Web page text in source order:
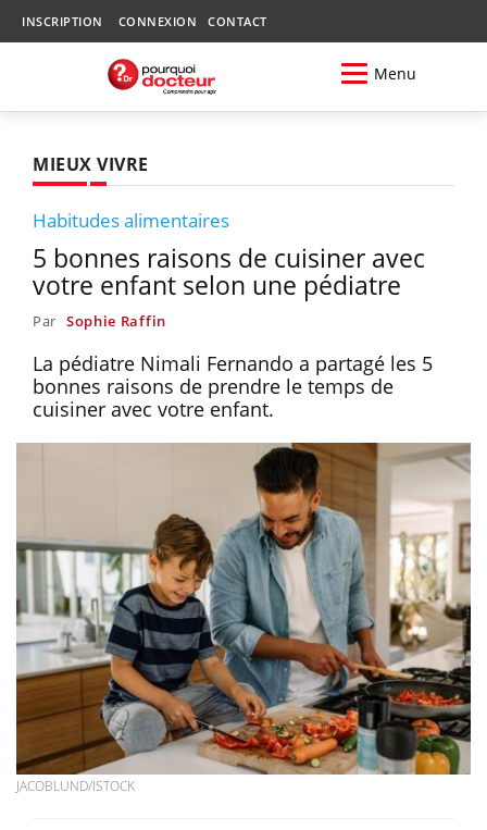
INSCRIPTION CONNEXION CONTACT
Menu
MIEUX VIVRE
Habitudes alimentaires
5 bonnes raisons de cuisiner avec
votre enfant selon une pédiatre
Par Sophie Raffin
La pédiatre Nimali Fernando a partagé les 5
bonnes raisons de prendre le temps de
cuisiner avec votre enfant.
JACOBLUND/ISTOCK